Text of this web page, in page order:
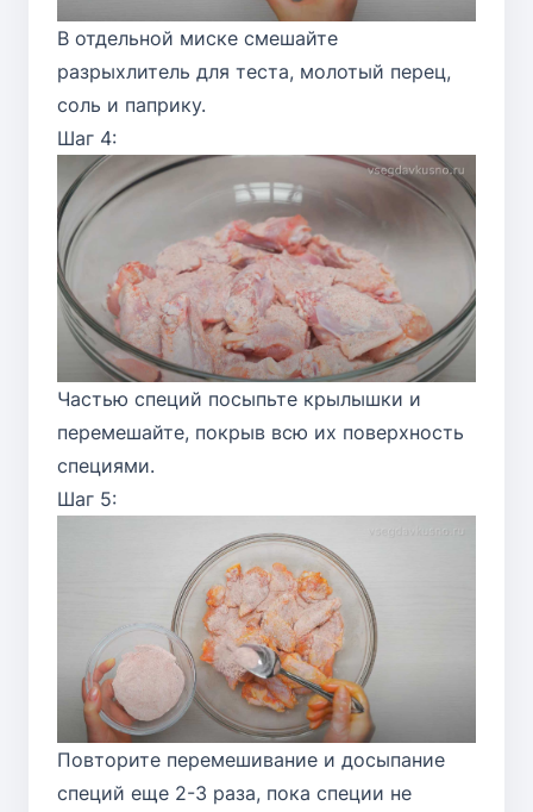
В отдельной миске смешайте
разрыхлитель для теста, молотый перец,
соль и паприку.
Шаг 4:
Частью специй посыпьте крылышки и
перемешайте, покрыв всю их поверхность
специями.
Шаг 5:
Повторите перемешивание и досыпание
специй еще 2-3 раза, пока специи не